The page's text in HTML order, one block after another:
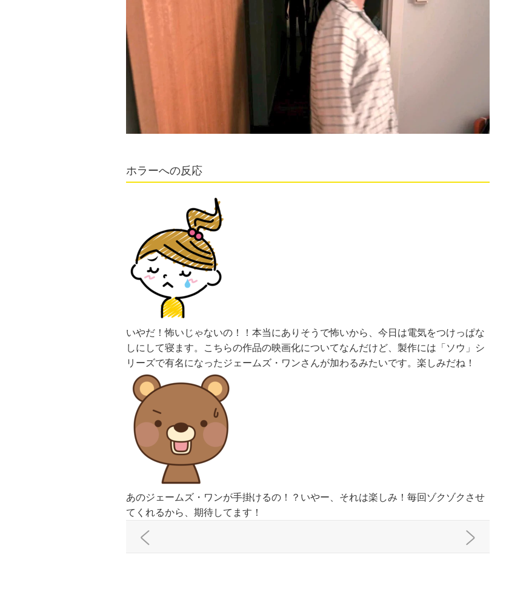
ホラーへの反応
いやだ！怖いじゃないの！！本当にありそうで怖いから、今日は電気をつけっぱな
しにして寝ます。こちらの作品の映画化についてなんだけど、製作には「ソウ」シ
リーズで有名になったジェームズ・ワンさんが加わるみたいです。楽しみだね！
あのジェームズ・ワンが手掛けるの！？いやー、それは楽しみ！毎回ゾクゾクさせ
てくれるから、期待してます！